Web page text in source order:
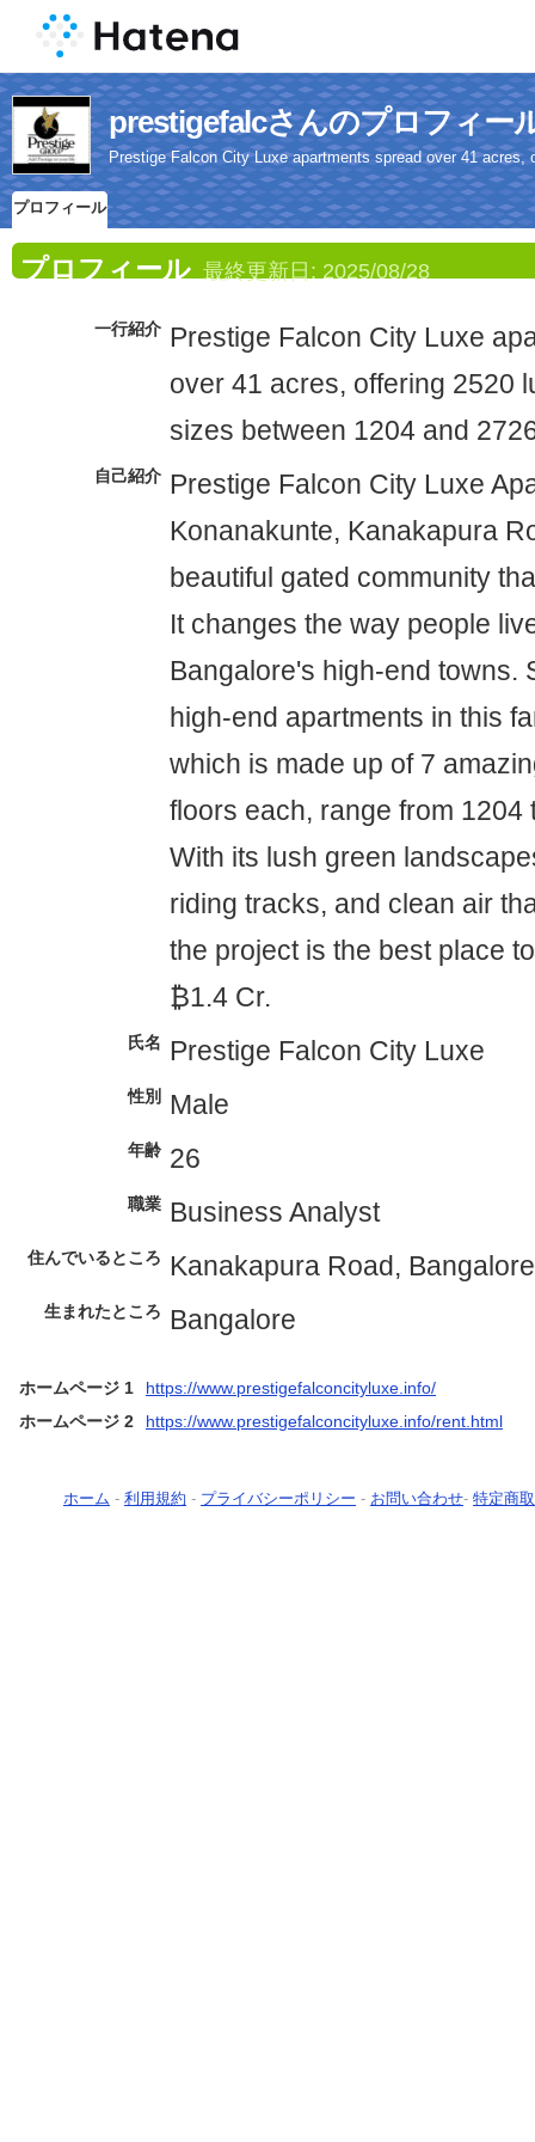
prestigefalcさんのプロフィー
Prestige Falcon City Luxe apartments spread over 41
プロフィール
プロフィール 最終更新日: 2025/08/28
一行紹介 Prestige Falcon City Luxe
over 41 acres, offering 2520
sizes between 1204 and
自己紹介 Prestige Falcon City Luxe
Konanakunte, Kanakapura
beautiful gated community
It changes the way people
Bangalore's high-end towns.
high-end apartments in this
which is made up of 7
floors each, range from 1204
With its lush green
riding tracks, and clean air
the project is the best place
₿1.4 Cr.
氏名 Prestige Falcon City Luxe
性別 Male
年齢 26
職業 Business Analyst
住んでいるところ Kanakapura Road, Bangalore
生まれたところ Bangalore
ホームページ 1
https://www.prestigefalconcityluxe.info/
ホームページ 2
https://www.prestigefalconcityluxe.info/rent.html
ホーム - 利用規約 - プライバシーポリシー - お問い合わせ- 特定商